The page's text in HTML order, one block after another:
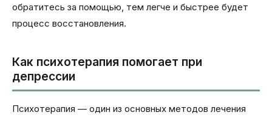
обратитесь за помощью, тем легче и быстрее будет
процесс восстановления.
Как психотерапия помогает при
депрессии
Психотерапия — один из основных методов лечения